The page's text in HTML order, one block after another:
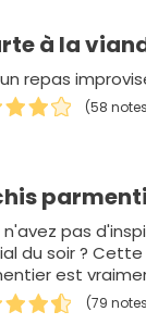
à la
repas
(58
n'avez pas
du soir ?
est
des la…
(79